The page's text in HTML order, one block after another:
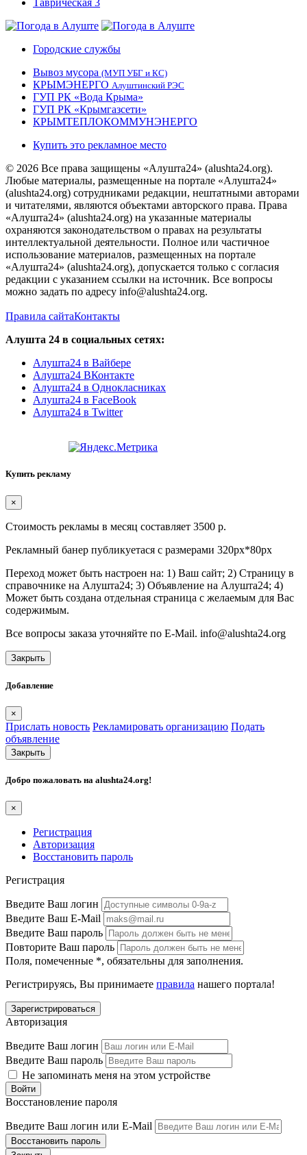
Городские службы
Вывоз мусора (МУП УБГ и КС)
КРЫМЭНЕРГО Алуштинский РЭС
ГУП РК «Вода Крыма»
ГУП РК «Крымгазсети»
КРЫМТЕПЛОКОММУНЭНЕРГО
Купить это рекламное место
© 2026 Все права защищены «Алушта24» (alushta24.org).
Любые материалы, размещенные на портале «Алушта24»
(alushta24.org) сотрудниками редакции, нештатными авторами
и читателями, являются объектами авторского права. Права
«Алушта24» (alushta24.org) на указанные материалы
охраняются законодательством о правах на результаты
интеллектуальной деятельности. Полное или частичное
использование материалов, размещенных на портале
«Алушта24» (alushta24.org), допускается только с согласия
редакции с указанием ссылки на источник. Все вопросы
можно задать по адресу info@alushta24.org.
Правила сайтаКонтакты
Алушта 24 в социальных сетях:
Алушта24 в Вайбере
Алушта24 ВКонтакте
Алушта24 в Однокласниках
Алушта24 в FaceBook
Алушта24 в Twitter
Купить рекламу
×
Стоимость рекламы в месяц составляет 3500 р.
Рекламный банер публикуетася с размерами 320px*80px
Переход может быть настроен на: 1) Ваш сайт; 2) Страницу в
справочнике на Алушта24; 3) Объявление на Алушта24; 4)
Может быть создана отдельная страница с желаемым для Вас
содержимым.
Все вопросы заказа уточняйте по E-Mail. info@alushta24.org
Закрыть
Добавление
×
Прислать новость Рекламировать организацию Подать
объявление
Закрыть
Добро пожаловать на alushta24.org!
×
Регистрация
Авторизация
Восстановить пароль
Регистрация
Введите Ваш логин
Введите Ваш E-Mail
Введите Ваш пароль
Повторите Ваш пароль
Поля, помеченные *, обязательны для заполнения.
Регистрируясь, Вы принимаете правила нашего портала!
Авторизация
Введите Ваш логин
Введите Ваш пароль
Не запоминать меня на этом устройстве
Восстановление пароля
Введите Ваш логин или E-Mail